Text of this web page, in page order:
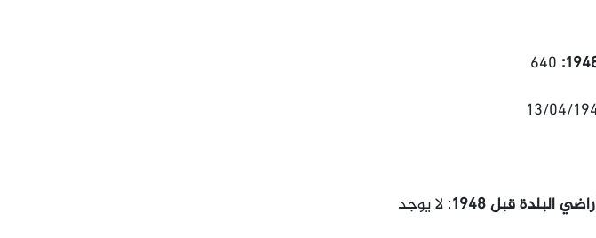
البلدة قبل 1948
: لا يوجد